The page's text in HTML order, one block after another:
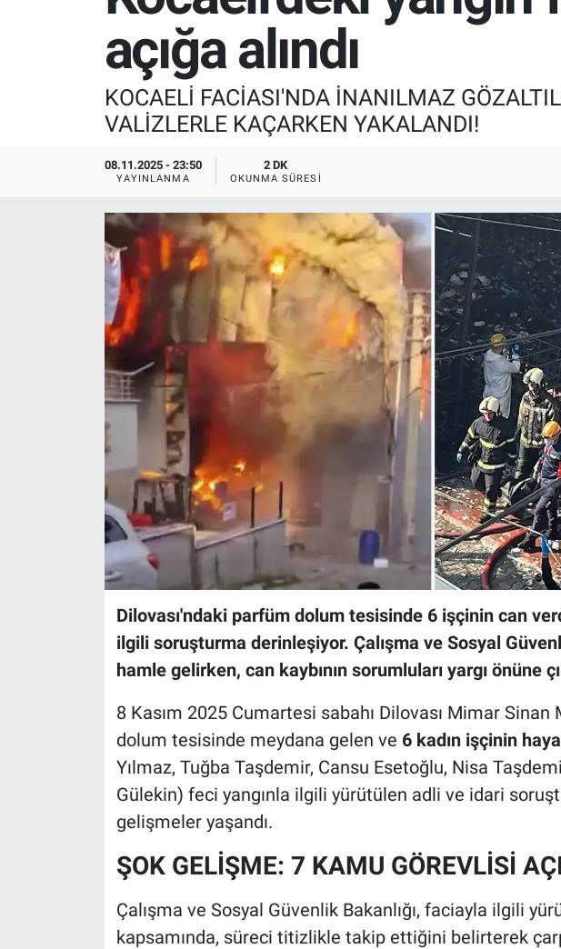
açığa alındı
KOCAELİ FACİASI'NDA İNANILMAZ
VALİZLERLE KAÇARKEN YAKALANDI!
08.11.2025 - 23:50
YAYINLANMA
2 DK
OKUNMA SÜRESI
Dilovası'ndaki parfüm dolum tesisinde 6 işçinin can
ilgili soruşturma derinleşiyor. Çalışma ve Sosyal
hamle gelirken, can kaybının sorumluları yargı önüne
8 Kasım 2025 Cumartesi sabahı Dilovası Mimar
dolum tesisinde meydana gelen ve 6 kadın işçinin
Yılmaz, Tuğba Taşdemir, Cansu Esetoğlu, Nisa
Gülekin) feci yangınla ilgili yürütülen adli ve idari
gelişmeler yaşandı.
ŞOK GELİŞME: 7 KAMU GÖREVLİSİ
Çalışma ve Sosyal Güvenlik Bakanlığı, faciayla ilgili
kapsamında, süreci titizlikle takip ettiğini belirterek
RESMİ İLANLAR